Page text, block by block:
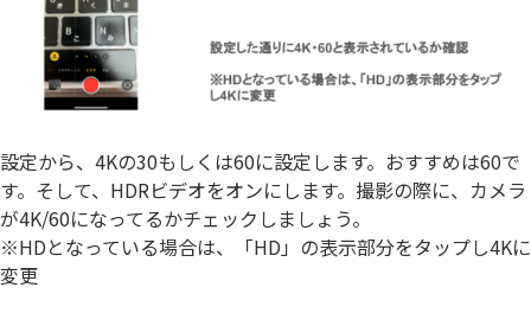
設定から、 4Kの30もしくは60に設定します。おすすめは60で
す。そして、 HDRビデオをオンにします。撮影の際に、カメラ
が4K/60になってるかチェックしましょう。
※HDとなっている場合は、「HD」の表示部分をタップし4Kに
変更